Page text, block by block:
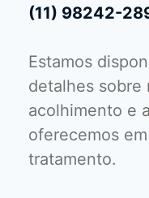
(11) 98242-
Estamos
detalhes sobre
acolhimento e
oferecemos
tratamento.